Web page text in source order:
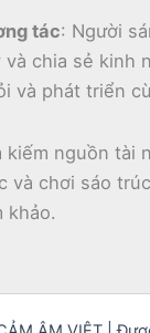
tác: Người
chia sẻ kinh
và phát triển
kiếm nguồn tài
và chơi sáo
khảo.